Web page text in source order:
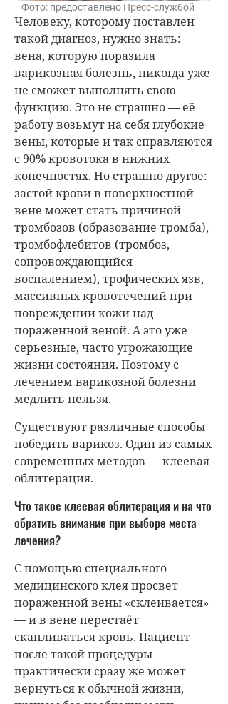
Фото: предоставлено Пресс-службой
Человеку, которому поставлен
такой диагноз, нужно знать:
вена, которую поразила
варикозная болезнь, никогда уже
не сможет выполнять свою
функцию. Это не страшно — её
работу возьмут на себя глубокие
вены, которые и так справляются
с 90% кровотока в нижних
конечностях. Но страшно другое:
застой крови в поверхностной
вене может стать причиной
тромбозов (образование тромба),
тромбофлебитов (тромбоз,
сопровождающийся
воспалением), трофических язв,
массивных кровотечений при
повреждении кожи над
пораженной веной. А это уже
серьезные, часто угрожающие
жизни состояния. Поэтому с
лечением варикозной болезни
медлить нельзя.
Существуют различные способы
победить варикоз. Один из самых
современных методов — клеевая
облитерация.
Что такое клеевая облитерация и на что
обратить внимание при выборе места
лечения?
С помощью специального
медицинского клея просвет
пораженной вены «склеивается»
— и в вене перестаёт
скапливаться кровь. Пациент
после такой процедуры
практически сразу же может
вернуться к обычной жизни,